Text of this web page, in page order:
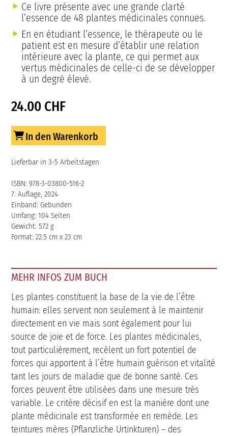
Ce livre présente avec une grande clarté
l’essence de 48 plantes médicinales connues.
En en étudiant l’essence, le thérapeute ou le
patient est en mesure d’établir une relation
intérieure avec la plante, ce qui permet aux
vertus médicinales de celle-ci de se développer
à un degré élevé.
24.00 CHF
In den Warenkorb
Lieferbar in 3-5 Arbeitstagen
ISBN: 978-3-03800-516-2
7. Auflage, 2024
Einband: Gebunden
Umfang: 104 Seiten
Gewicht: 572 g
Format: 22.5 cm x 23 cm
MEHR INFOS ZUM BUCH
Les plantes constituent la base de la vie de l’être
humain: elles servent non seulement à le maintenir
directement en vie mais sont également pour lui
source de joie et de force. Les plantes médicinales,
tout particulièrement, recèlent un fort potentiel de
forces qui apportent à l’être humain guérison et vitalité
tant les jours de maladie que de bonne santé. Ces
forces peuvent être utilisées dans une mesure très
variable. Le critère décisif en est la manière dont une
plante médicinale est transformée en remède. Les
teintures mères (Pflanzliche Urtinkturen) – des